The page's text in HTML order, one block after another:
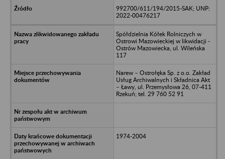
992700/611/194/2015-SAK; UNP:
2022-00476217
Spółdzielnia Kółek Rolniczych w
Ostrowi Mazowieckiej w likwidacji -
Ostrów Mazowiecka, ul. Wileńska
117
Narew – Ostrołęka Sp. z o.o. Zakład
Usług Archiwalnych i Składnica Akt
– Ławy, ul. Przemysłowa 26, 07-411
Rzekuń; tel. 29 760 52 91
1974-2004